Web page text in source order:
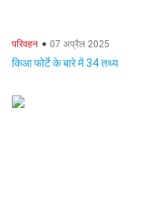
परिवहन 07 अप्रैल 2025
किआ फोर्टे के बारे में 34 तथ्य